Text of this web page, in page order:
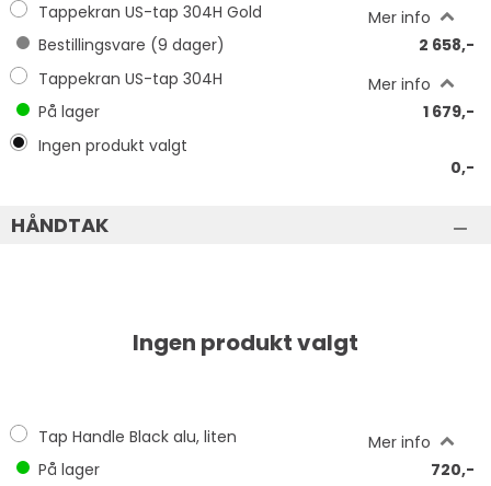
Tappekran US-tap 304H Gold
Mer info
Bestillingsvare (9 dager)
2 658,-
Tappekran US-tap 304H
Mer info
På lager
1 679,-
Ingen produkt valgt
0,-
HÅNDTAK
Ingen produkt valgt
Tap Handle Black alu, liten
Mer info
På lager
720,-